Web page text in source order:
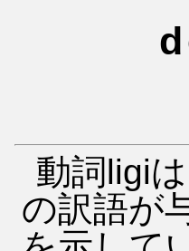
動詞ligi
の訳語が